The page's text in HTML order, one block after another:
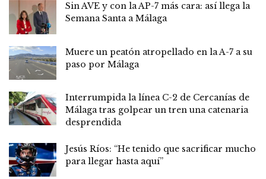
Sin AVE y con la AP-7 más cara: así llega la
Semana Santa a Málaga
Muere un peatón atropellado en la A-7 a su
paso por Málaga
Interrumpida la línea C-2 de Cercanías de
Málaga tras golpear un tren una catenaria
desprendida
Jesús Ríos: “He tenido que sacrificar mucho
para llegar hasta aquí”